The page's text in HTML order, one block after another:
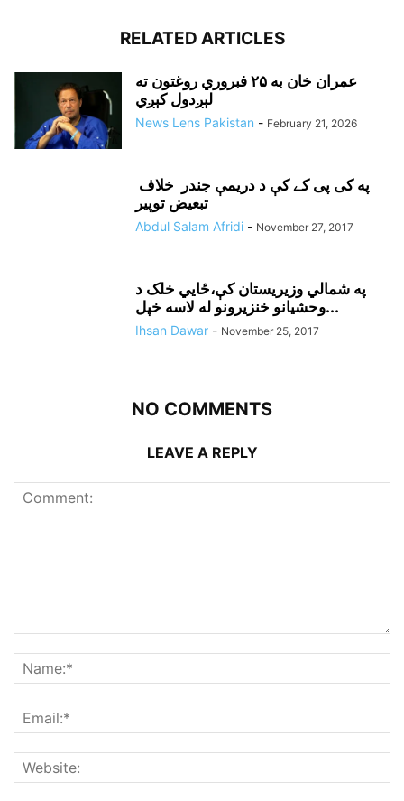
RELATED ARTICLES
عمران خان به ۲۵ فبروري روغتون ته
لېږدول کېږي
News Lens Pakistan - February 21, 2026
په کی پی کے کې د دريمې جندر خلاف
تبعيض توپير
Abdul Salam Afridi - November 27, 2017
په شمالي وزيريستان کې،ځايي خلک د
وحشيانو خنزيرونو له لاسه خپل...
Ihsan Dawar - November 25, 2017
NO COMMENTS
LEAVE A REPLY